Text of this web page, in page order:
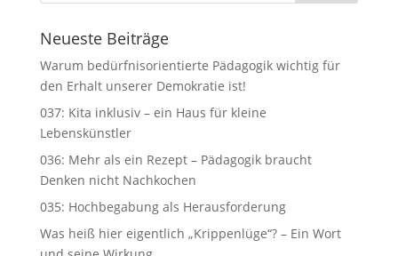
Neueste Beiträge
Warum bedürfnisorientierte Pädagogik wichtig für
den Erhalt unserer Demokratie ist!
037: Kita inklusiv – ein Haus für kleine
Lebenskünstler
036: Mehr als ein Rezept – Pädagogik braucht
Denken nicht Nachkochen
035: Hochbegabung als Herausforderung
Was heiß hier eigentlich „Krippenlüge“? – Ein Wort